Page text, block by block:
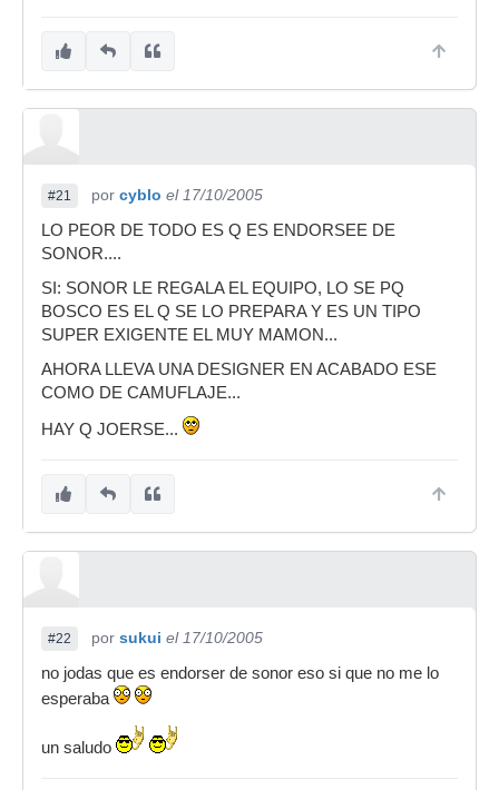
segundo,moderdrummer no entiendo
pasa q soy un ser ***~~***? en fin...
kreo ke haya escrito como un academico de la
lengua ,xo se entiende bien y para nada estaba
en contra de tu respuesta ,si no,todo lo
contrario,estaba a poyando,lo ke tu habias
escrito,resumiendo lo escrito x mi ,es ke cada
uno toka con la bataca ke puede pillarse o la ke
ke sea tan dificil de entender ,xo vamos.........
#21 por cyblo el 17/10/2005
LO PEOR DE TODO ES Q ES ENDORSEE DE
SONOR....
SI: SONOR LE REGALA EL EQUIPO, LO SE PQ
BOSCO ES EL Q SE LO PREPARA Y ES UN TIPO
SUPER EXIGENTE EL MUY MAMON...
AHORA LLEVA UNA DESIGNER EN ACABADO ESE
COMO DE CAMUFLAJE...
HAY Q JOERSE...
#22 por sukui el 17/10/2005
no jodas que es endorser de sonor eso si que no me lo
esperaba
un saludo